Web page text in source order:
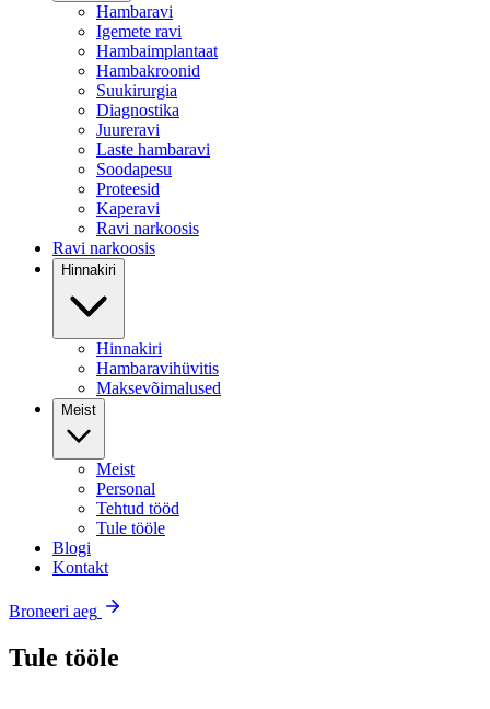
Hambaravi
Igemete ravi
Hambaimplantaat
Hambakroonid
Suukirurgia
Diagnostika
Juureravi
Laste hambaravi
Soodapesu
Proteesid
Kaperavi
Ravi narkoosis
Ravi narkoosis
Hinnakiri
Hinnakiri
Hambaravihüvitis
Maksevõimalused
Meist
Meist
Personal
Tehtud tööd
Tule tööle
Blogi
Kontakt
Broneeri aeg
Tule tööle